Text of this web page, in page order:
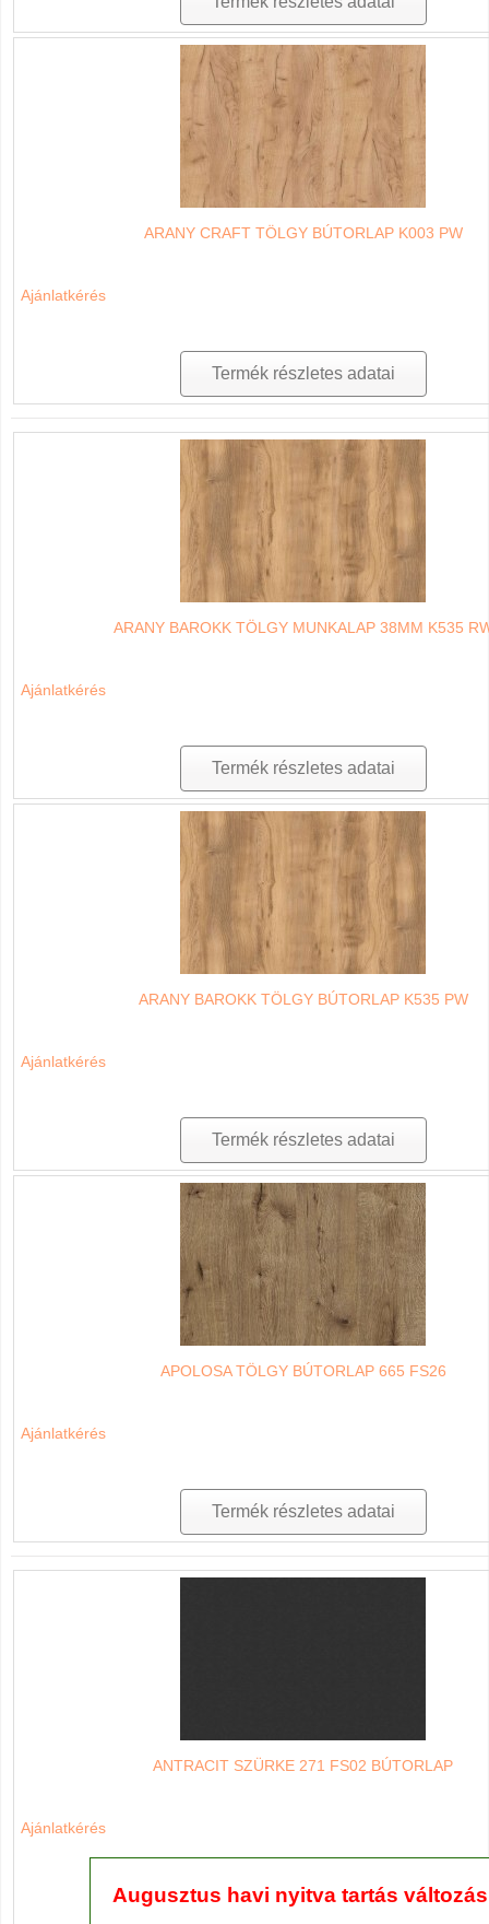
ARANY CRAFT TÖLGY BÚTORLAP K003 PW
Ajánlatkérés
Termék részletes adatai
ARANY BAROKK TÖLGY MUNKALAP 38MM K535
Ajánlatkérés
Termék részletes adatai
ARANY BAROKK TÖLGY BÚTORLAP K535 PW
Ajánlatkérés
Termék részletes adatai
APOLOSA TÖLGY BÚTORLAP 665 FS26
Ajánlatkérés
Termék részletes adatai
ANTRACIT SZÜRKE 271 FS02 BÚTORLAP
Ajánlatkérés
Termék részletes adatai
Augusztus havi nyitva tartás